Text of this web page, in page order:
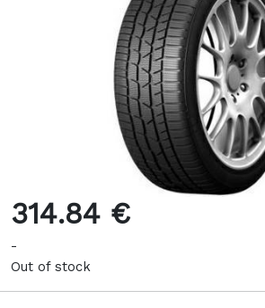
314.84 €
-
Out of stock